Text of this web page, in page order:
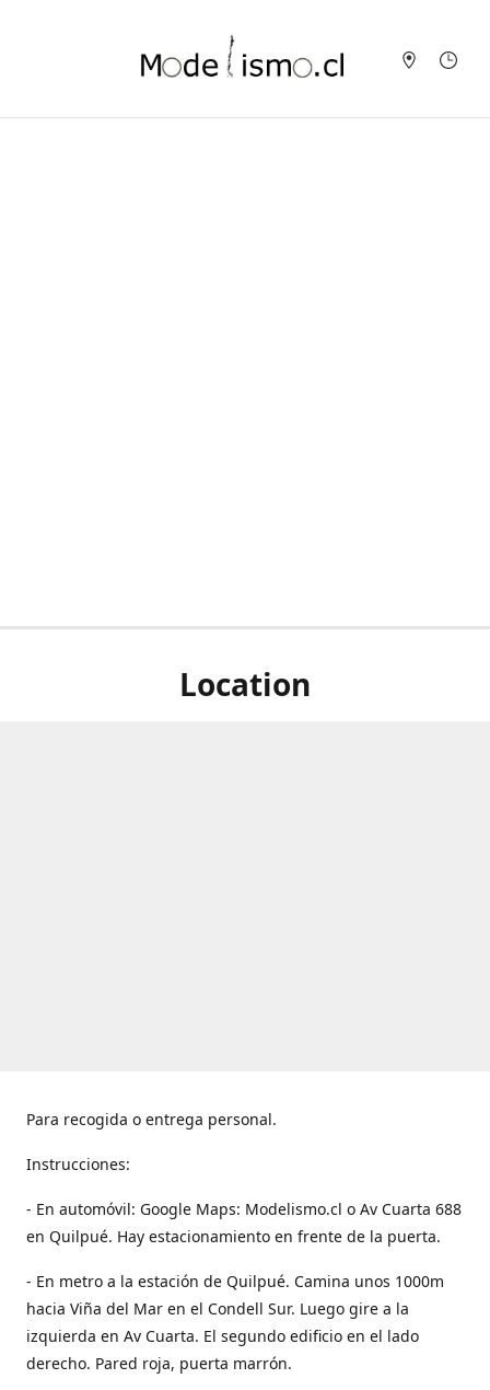
Location
Para recogida o entrega personal.
Instrucciones:
- En automóvil: Google Maps: Modelismo.cl o Av Cuarta 688
en Quilpué. Hay estacionamiento en frente de la puerta.
- En metro a la estación de Quilpué. Camina unos 1000m
hacia Viña del Mar en el Condell Sur. Luego gire a la
izquierda en Av Cuarta. El segundo edificio en el lado
derecho. Pared roja, puerta marrón.